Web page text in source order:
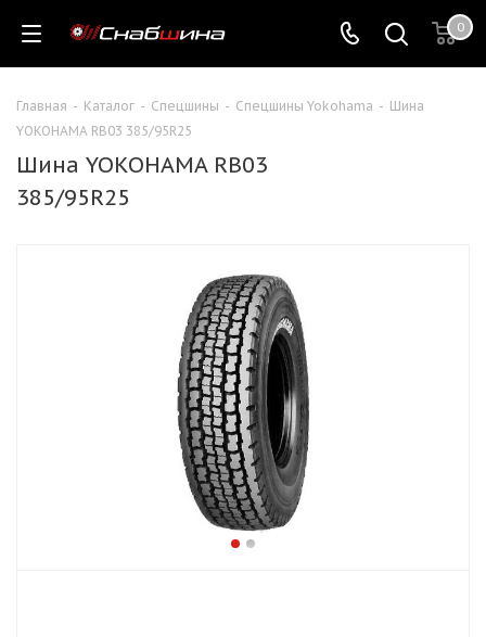
0
Главная - Каталог - Спецшины - Спецшины Yokohama - Шина
YOKOHAMA RB03 385/95R25
Шина YOKOHAMA RB03
385/95R25